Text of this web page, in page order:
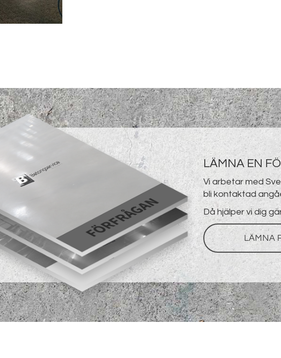
LÄMNA EN
Vi arbetar med
bli kontaktad
Då hjälper vi dig
LÄMNA